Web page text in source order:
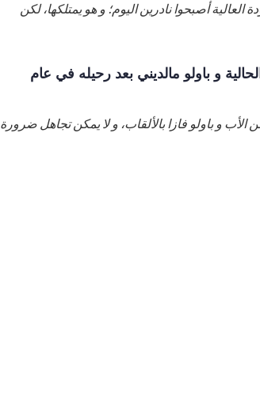
أصبحوا نادرين اليوم؛ و هو يمتلكها، لكن
و باولو مالديني بعد رحيله في عام
الأب و باولو فازا بالألقاب، و لا يمكن تجاهل ضرورة